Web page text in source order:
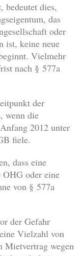
bedeutet dies,
das
oder
ist, keine neue
Vielmehr
nach § 577a
der
wenn die
2012 unter
fiele.
dass eine
OHG oder eine
von § 577a
der Gefahr
Vielzahl von
Mietvertrag wegen